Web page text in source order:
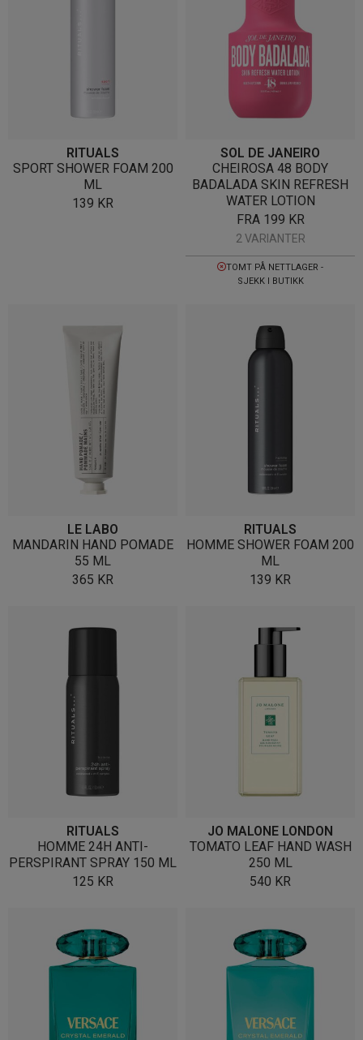
RITUALS
SPORT SHOWER FOAM 200
ML
139 KR
SOL DE JANEIRO
CHEIROSA 48 BODY
BADALADA SKIN REFRESH
WATER LOTION
FRA 199 KR
2 VARIANTER
TOMT PÅ NETTLAGER -
SJEKK I BUTIKK
LE LABO
MANDARIN HAND POMADE
55 ML
365 KR
RITUALS
HOMME SHOWER FOAM 200
ML
139 KR
RITUALS
HOMME 24H ANTI-
PERSPIRANT SPRAY 150 ML
125 KR
JO MALONE LONDON
TOMATO LEAF HAND WASH
250 ML
540 KR